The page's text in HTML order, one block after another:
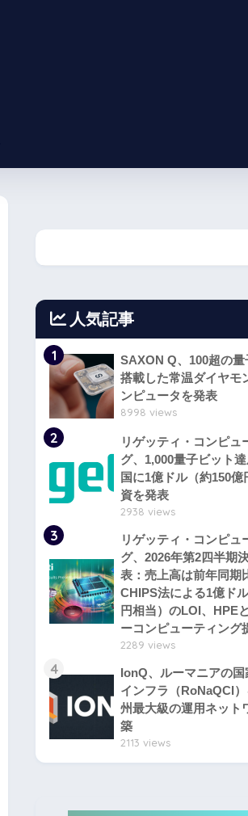
人気記事
1
SAXON Q、100超の量
搭載した常温ダイヤモ
ンピュータを発表
8998 views
2
リゲッティ・コンピュ
グ、1,000量子ビット
国に1億ドル（約150億
資を発表
2938 views
3
リゲッティ・コンピュ
グ、2026年第2四半期
表：売上高は前年同期
CHIPS法による1億ド
円相当）のLOI、HPE
ーコンピューティング
2289 views
4
IonQ、ルーマニアの
インフラ（RoNaQCI
州最大級の運用ネット
築
2113 views